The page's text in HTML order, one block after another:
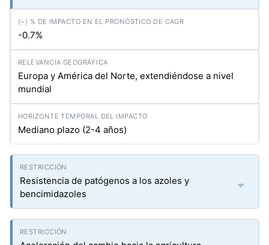
-0.7%
Europa y América del Norte, extendiéndose a nivel
mundial
Mediano plazo (2-4 años)
Resistencia de patógenos a los azoles y
bencimidazoles